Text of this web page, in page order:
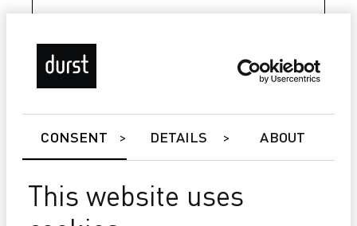
CONSENT DETAILS ABOUT
This website uses
Alpha 330 Textile Edition
Für den 24/7 Einsatz konzipiert